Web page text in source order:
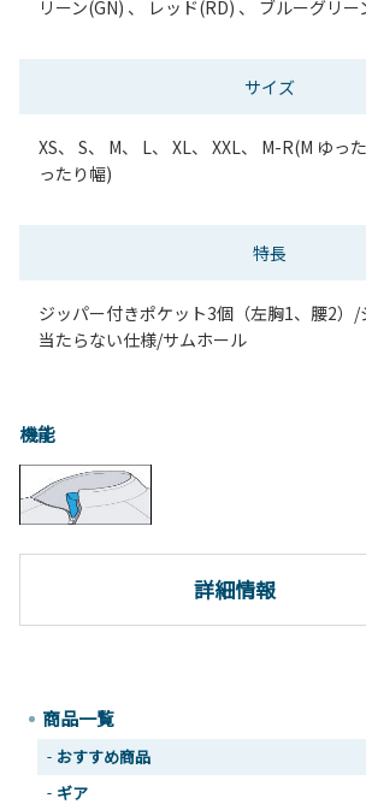
リーン(GN) 、 レッド(RD) 、 ブルーグリー
サイズ
XS、 S、 M、 L、 XL、 XXL、 M-R(M ゆっ
ったり幅)
特長
ジッパー付きポケット3個（左胸1、腰2）/
当たらない仕様/サムホール
機能
詳細情報
商品一覧
おすすめ商品
ギア